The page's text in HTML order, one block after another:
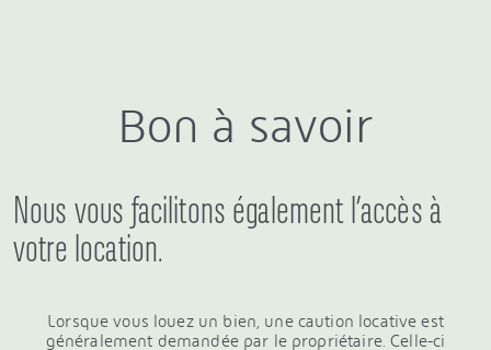
Bon à savoir
Nous vous facilitons également l’accès à
votre location.
Lorsque vous louez un bien, une caution locative est
généralement demandée par le propriétaire. Celle-ci